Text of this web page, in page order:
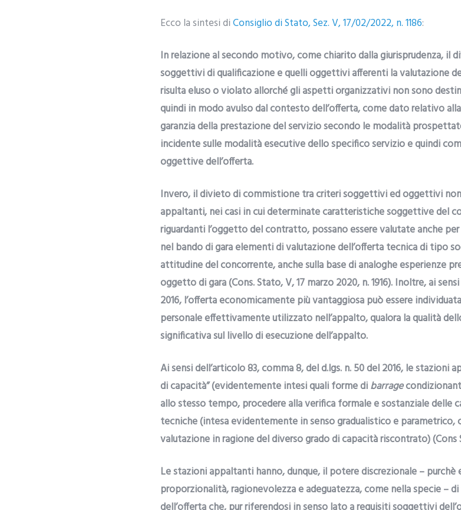
Ecco la sintesi diConsiglio di Stato, Sez. V, 17/02/2022, n. 1186:
In relazione al secondo motivo, come chiarito dalla giurisprudenza, il
soggettivi di qualificazione e quelli oggettivi afferenti la valutazione
risulta eluso o violato allorché gli aspetti organizzativi non sono
quindi in modo avulso dal contesto dell’offerta, come dato relativo
garanzia della prestazione del servizio secondo le modalità
incidente sulle modalità esecutive dello specifico servizio e quindi
oggettive dell’offerta.
Invero, il divieto di commistione tra criteri soggettivi ed oggettivi
appaltanti, nei casi in cui determinate caratteristiche soggettive del
riguardanti l’oggetto del contratto, possano essere valutate anche
nel bando di gara elementi di valutazione dell’offerta tecnica di tipo
attitudine del concorrente, anche sulla base di analoghe esperienze
oggetto di gara (Cons. Stato, V, 17 marzo 2020, n. 1916). Inoltre, ai
2016, l’offerta economicamente più vantaggiosa può essere
personale effettivamente utilizzato nell’appalto, qualora la qualità
significativa sul livello di esecuzione dell’appalto.
Ai sensi dell’articolo 83, comma 8, del d.lgs. n. 50 del 2016, le
di capacità” (evidentemente intesi quali forme dibarrage
allo stesso tempo, procedere alla verifica formale e sostanziale delle
tecniche (intesa evidentemente in senso gradualistico e parametrico,
valutazione in ragione del diverso grado di capacità riscontrato)
Le stazioni appaltanti hanno, dunque, il potere discrezionale –
proporzionalità, ragionevolezza e adeguatezza, come nella specie – di